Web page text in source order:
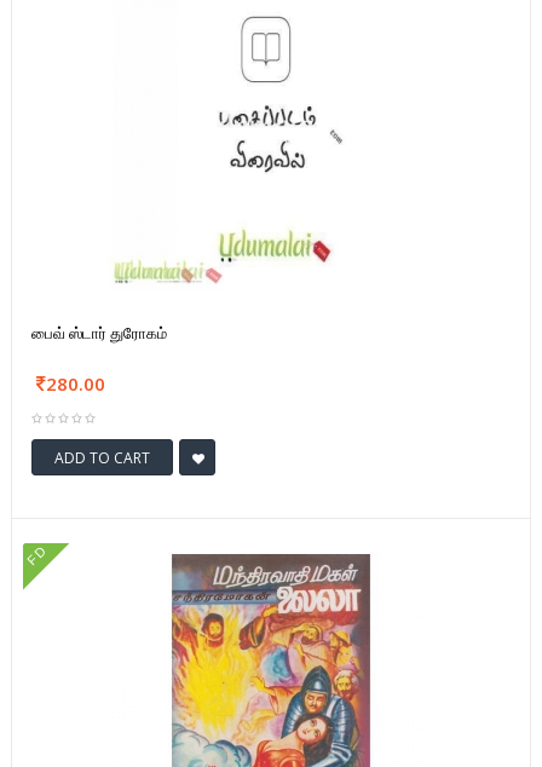
பைவ் ஸ்டார் துரோகம்
280.00
ADD TO CART
FD